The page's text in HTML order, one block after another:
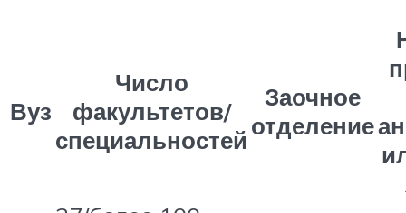
Вуз
Число
факультетов/
специальностей
Заочное
отделение